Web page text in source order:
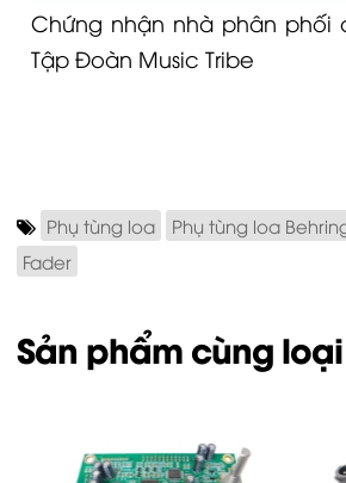
Chứng nhận nhà phân phối
Tập Đoàn Music Tribe
Phụ tùng loa Phụ tùng loa
Fader
Sản phẩm cùng loại